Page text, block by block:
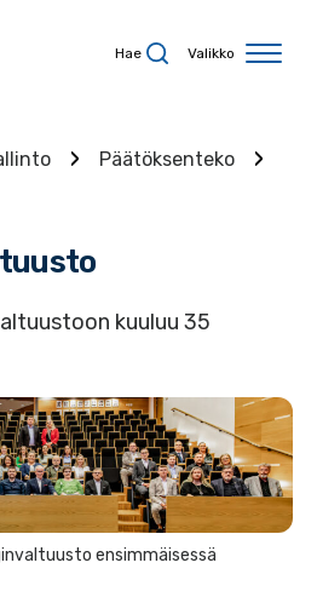
Hae Valikko
Päätöksenteko
kuuluu 35
ensimmäisessä